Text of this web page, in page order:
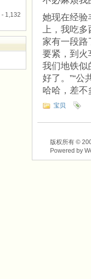
她现在经验
上，我吃多
家有一段路
要紧，到火
我们地铁似
好了。”“公
哈哈，差不
宝贝
版权所有 ©
Powered by
- 1,132